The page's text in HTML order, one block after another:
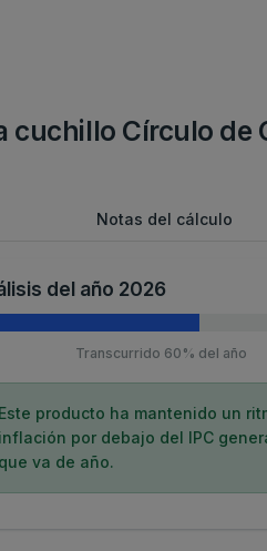
cuchillo Círculo de
Notas del cálculo
del año 2026
Transcurrido 60% del año
producto ha mantenido un
por debajo del IPC
va de año.